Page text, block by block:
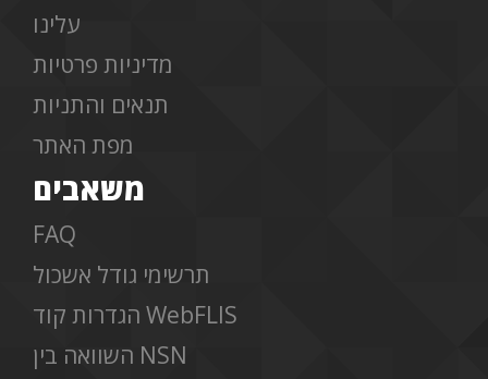
עלינו
מדיניות פרטיות
תנאים והתניות
מפת האתר
משאבים
FAQ
תרשימי גודל אשכול
הגדרות קוד WebFLIS
השוואה בין NSN